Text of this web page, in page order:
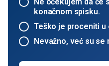
konačnom spisku.
Teško je proceniti
Nevažno, već su se